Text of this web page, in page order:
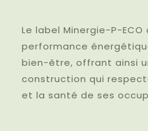
Le label Minergie-P-
performance
bien-être, offrant ainsi
construction qui
et la santé de ses